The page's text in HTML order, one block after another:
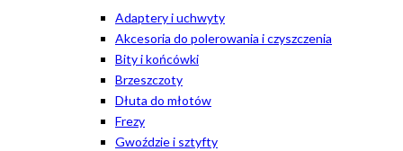
Adaptery i uchwyty
Akcesoria do polerowania i czyszczenia
Bity i końcówki
Brzeszczoty
Dłuta do młotów
Frezy
Gwoździe i sztyfty